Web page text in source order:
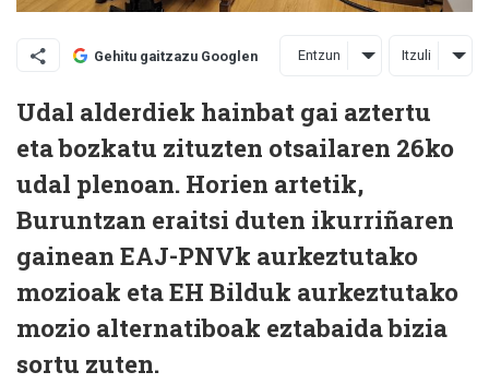
Gehitu gaitzazu Googlen Entzun Itzuli
Udal alderdiek hainbat gai aztertu
eta bozkatu zituzten otsailaren 26ko
udal plenoan. Horien artetik,
Buruntzan eraitsi duten ikurriñaren
gainean EAJ-PNVk aurkeztutako
mozioak eta EH Bilduk aurkeztutako
mozio alternatiboak eztabaida bizia
sortu zuten.